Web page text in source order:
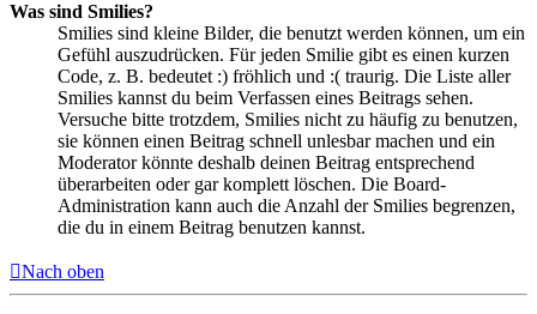
Was sind Smilies?
Smilies sind kleine Bilder, die benutzt werden können, um ein
Gefühl auszudrücken. Für jeden Smilie gibt es einen kurzen
Code, z. B. bedeutet :) fröhlich und :( traurig. Die Liste aller
Smilies kannst du beim Verfassen eines Beitrags sehen.
Versuche bitte trotzdem, Smilies nicht zu häufig zu benutzen,
sie können einen Beitrag schnell unlesbar machen und ein
Moderator könnte deshalb deinen Beitrag entsprechend
überarbeiten oder gar komplett löschen. Die Board-
Administration kann auch die Anzahl der Smilies begrenzen,
die du in einem Beitrag benutzen kannst.
Nach oben